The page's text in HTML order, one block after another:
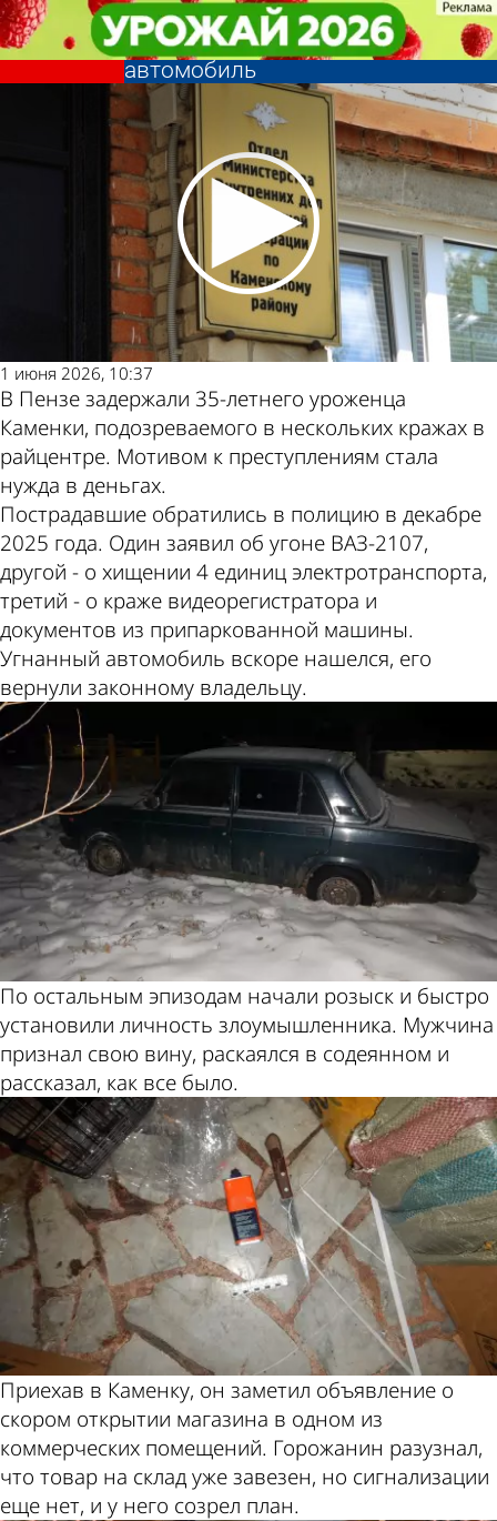
Уроженец Каменки из-за нужды
ограбил склад и угнал
автомобиль
Криминал
1 июня 2026, 10:37
В Пензе задержали 35-летнего уроженца
Каменки, подозреваемого в нескольких кражах в
райцентре. Мотивом к преступлениям стала
нужда в деньгах.
Пострадавшие обратились в полицию в декабре
2025 года. Один заявил об угоне ВАЗ-2107,
другой - о хищении 4 единиц электротранспорта,
третий - о краже видеорегистратора и
документов из припаркованной машины.
Угнанный автомобиль вскоре нашелся, его
вернули законному владельцу.
По остальным эпизодам начали розыск и быстро
установили личность злоумышленника. Мужчина
признал свою вину, раскаялся в содеянном и
рассказал, как все было.
Приехав в Каменку, он заметил объявление о
скором открытии магазина в одном из
коммерческих помещений. Горожанин разузнал,
что товар на склад уже завезен, но сигнализации
еще нет, и у него созрел план.
Уроженец Каменки из-за нужды
ограбил склад и угнал
автомобиль
Криминал
Другие
новости
по теме
Погода и
курсы
валют в
Пензе